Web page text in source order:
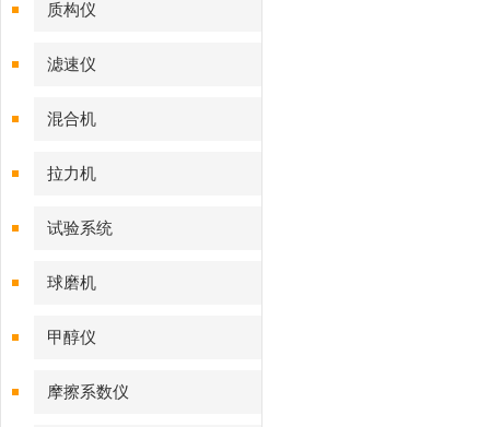
质构仪
滤速仪
混合机
拉力机
试验系统
球磨机
甲醇仪
摩擦系数仪